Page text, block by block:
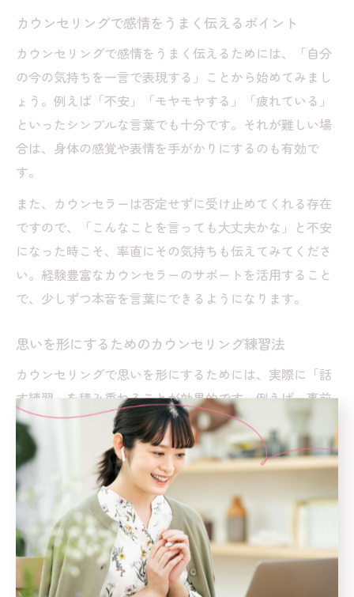
カウンセリングで感情をうまく伝えるポイント
カウンセリングで感情をうまく伝えるためには、「自分
の今の気持ちを一言で表現する」ことから始めてみまし
ょう。例えば「不安」「モヤモヤする」「疲れている」
といったシンプルな言葉でも十分です。それが難しい場
合は、身体の感覚や表情を手がかりにするのも有効で
す。
また、カウンセラーは否定せずに受け止めてくれる存在
ですので、「こんなことを言っても大丈夫かな」と不安
になった時こそ、率直にその気持ちも伝えてみてくださ
い。経験豊富なカウンセラーのサポートを活用すること
で、少しずつ本音を言葉にできるようになります。
思いを形にするためのカウンセリング練習法
カウンセリングで思いを形にするためには、実際に「話
す練習」を積み重ねることが効果的です。例えば、事前
にカウンセラーに「今日は話しにくいかもしれません」
と伝えておくことで、安心感を持ちながらセッションを
進められます。自宅で一人リハーサルするのもおすすめ
です。
さらに、オンラインカウンセリングのチャット機能やメ
ール相談を活用し、文章で気持ちを伝える練習を重ねる
のも有効です。こうした小さなステップが積み重なるこ